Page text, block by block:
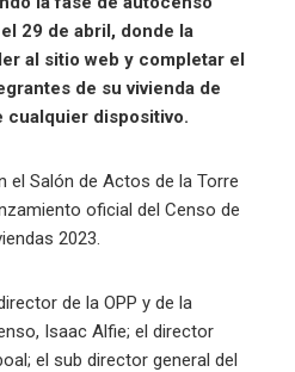
29 de abril, donde la
al sitio web y completar el
de su vivienda de
cualquier dispositivo.
el Salón de Actos de la Torre
oficial del Censo de
2023.
de la OPP y de la
Isaac Alfie; el director
el sub director general del